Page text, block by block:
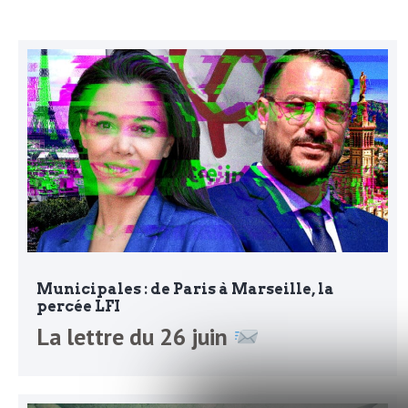
a
l
e
L
e
D
e
w
s
l
e
t
t
e
r
:
Municipales : de Paris à Marseille, la
percée LFI
La lettre du 26 juin